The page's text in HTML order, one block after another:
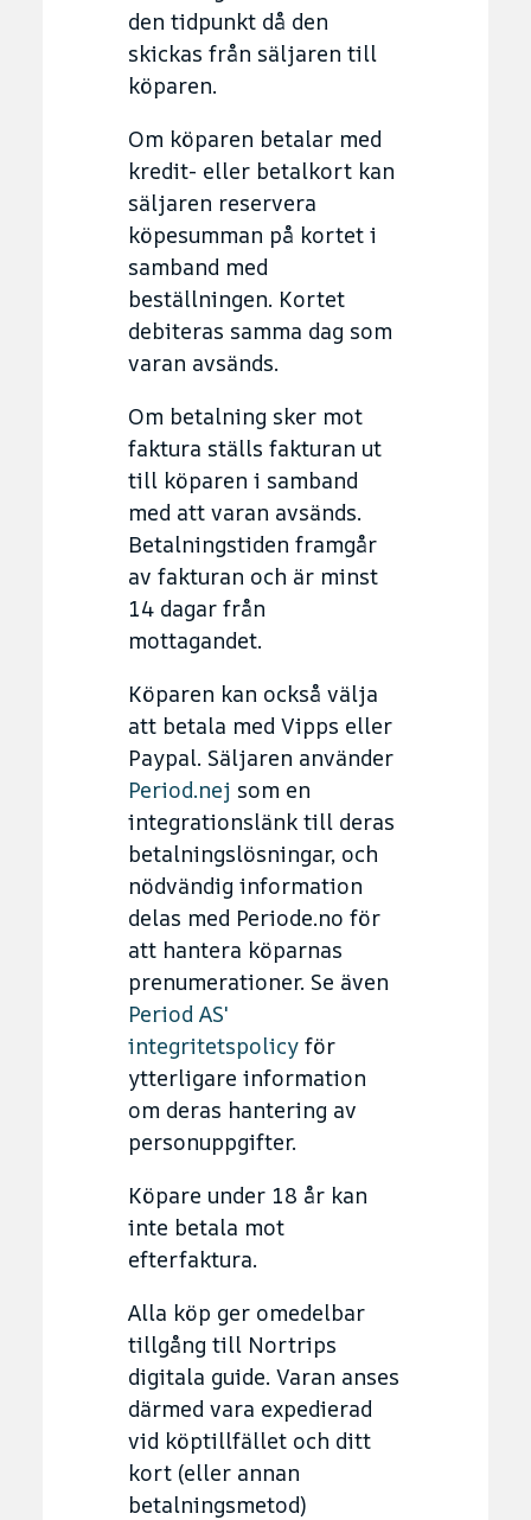
den tidpunkt då den
skickas från säljaren till
köparen.
Om köparen betalar med
kredit- eller betalkort kan
säljaren reservera
köpesumman på kortet i
samband med
beställningen. Kortet
debiteras samma dag som
varan avsänds.
Om betalning sker mot
faktura ställs fakturan ut
till köparen i samband
med att varan avsänds.
Betalningstiden framgår
av fakturan och är minst
14 dagar från
mottagandet.
Köparen kan också välja
att betala med Vipps eller
Paypal. Säljaren använder
Period.nej som en
integrationslänk till deras
betalningslösningar, och
nödvändig information
delas med Periode.no för
att hantera köparnas
prenumerationer. Se även
Period AS'
integritetspolicy för
ytterligare information
om deras hantering av
personuppgifter.
Köpare under 18 år kan
inte betala mot
efterfaktura.
Alla köp ger omedelbar
tillgång till Nortrips
digitala guide. Varan anses
därmed vara expedierad
vid köptillfället och ditt
kort (eller annan
betalningsmetod)